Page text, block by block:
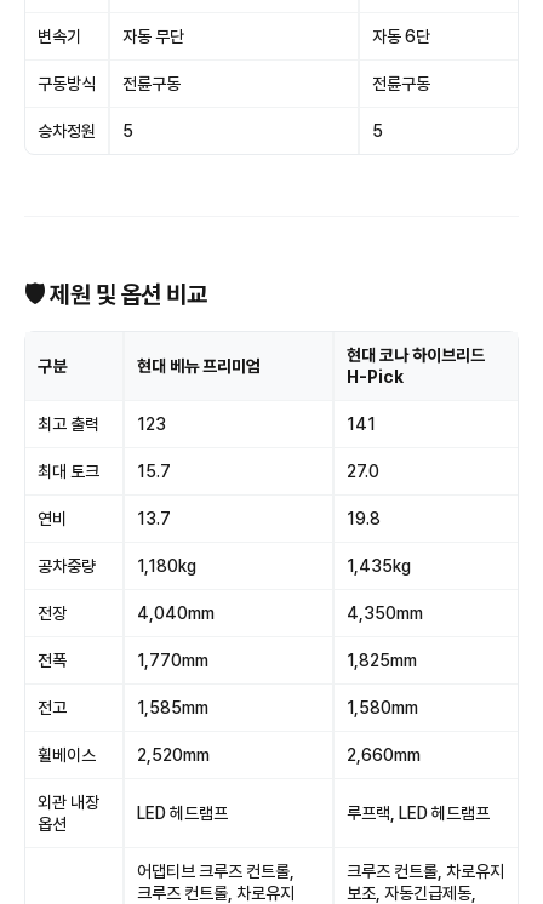
변속기 자동 무단 자동 6단
구동방식 전륜구동 전륜구동
승차정원 5 5
🛡 제원 및 옵션 비교
구분 현대 베뉴 프리미엄
현대 코나 하이브리드
H-Pick
최고 출력 123 141
최대 토크 15.7 27.0
연비 13.7 19.8
공차중량 1,180kg 1,435kg
전장 4,040mm 4,350mm
전폭 1,770mm 1,825mm
전고 1,585mm 1,580mm
휠베이스 2,520mm 2,660mm
외관 내장
옵션
LED 헤드램프 루프랙, LED 헤드램프
어댑티브 크루즈 컨트롤,
크루즈 컨트롤, 차로유지
크루즈 컨트롤, 차로유지
보조, 자동긴급제동,